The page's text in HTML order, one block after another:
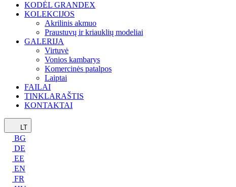
KODĖL GRANDEX
KOLEKCIJOS
Akrilinis akmuo
Praustuvų ir kriauklių modeliai
GALERIJA
Virtuvė
Vonios kambarys
Komercinės patalpos
Laiptai
FAILAI
TINKLARAŠTIS
KONTAKTAI
LT
BG
DE
EE
EN
FR